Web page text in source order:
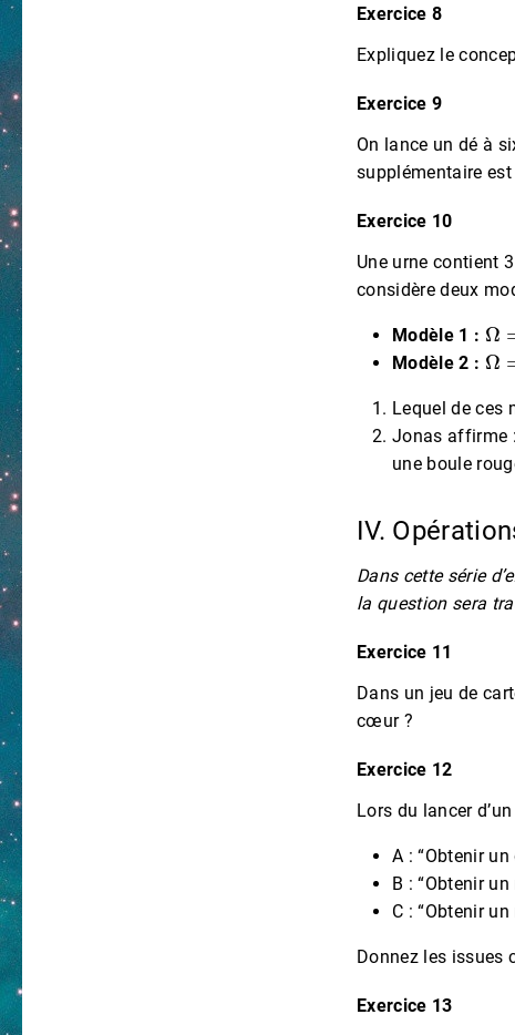
Exercice 8
Expliquez le
Exercice 9
On lance un dé à
supplémentaire est
Exercice 10
Une urne contient
considère deux
Modèle 1 :
Ω
Modèle 2 :
Ω
Lequel de ces
Jonas affirme
une boule
IV.
Dans cette série
la question sera
Exercice 11
Dans un jeu de
cœur ?
Exercice 12
Lors du lancer
A : “Obtenir un
B : “Obtenir
C : “Obtenir
Donnez les issues
Exercice 13